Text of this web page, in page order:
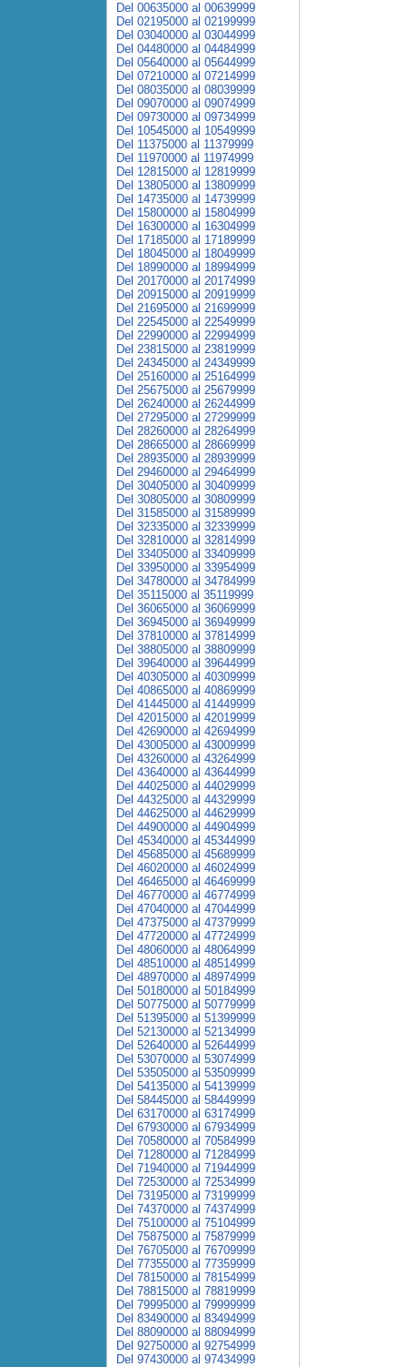
Del 00635000 al 00639999
Del 02195000 al 02199999
Del 03040000 al 03044999
Del 04480000 al 04484999
Del 05640000 al 05644999
Del 07210000 al 07214999
Del 08035000 al 08039999
Del 09070000 al 09074999
Del 09730000 al 09734999
Del 10545000 al 10549999
Del 11375000 al 11379999
Del 11970000 al 11974999
Del 12815000 al 12819999
Del 13805000 al 13809999
Del 14735000 al 14739999
Del 15800000 al 15804999
Del 16300000 al 16304999
Del 17185000 al 17189999
Del 18045000 al 18049999
Del 18990000 al 18994999
Del 20170000 al 20174999
Del 20915000 al 20919999
Del 21695000 al 21699999
Del 22545000 al 22549999
Del 22990000 al 22994999
Del 23815000 al 23819999
Del 24345000 al 24349999
Del 25160000 al 25164999
Del 25675000 al 25679999
Del 26240000 al 26244999
Del 27295000 al 27299999
Del 28260000 al 28264999
Del 28665000 al 28669999
Del 28935000 al 28939999
Del 29460000 al 29464999
Del 30405000 al 30409999
Del 30805000 al 30809999
Del 31585000 al 31589999
Del 32335000 al 32339999
Del 32810000 al 32814999
Del 33405000 al 33409999
Del 33950000 al 33954999
Del 34780000 al 34784999
Del 35115000 al 35119999
Del 36065000 al 36069999
Del 36945000 al 36949999
Del 37810000 al 37814999
Del 38805000 al 38809999
Del 39640000 al 39644999
Del 40305000 al 40309999
Del 40865000 al 40869999
Del 41445000 al 41449999
Del 42015000 al 42019999
Del 42690000 al 42694999
Del 43005000 al 43009999
Del 43260000 al 43264999
Del 43640000 al 43644999
Del 44025000 al 44029999
Del 44325000 al 44329999
Del 44625000 al 44629999
Del 44900000 al 44904999
Del 45340000 al 45344999
Del 45685000 al 45689999
Del 46020000 al 46024999
Del 46465000 al 46469999
Del 46770000 al 46774999
Del 47040000 al 47044999
Del 47375000 al 47379999
Del 47720000 al 47724999
Del 48060000 al 48064999
Del 48510000 al 48514999
Del 48970000 al 48974999
Del 50180000 al 50184999
Del 50775000 al 50779999
Del 51395000 al 51399999
Del 52130000 al 52134999
Del 52640000 al 52644999
Del 53070000 al 53074999
Del 53505000 al 53509999
Del 54135000 al 54139999
Del 58445000 al 58449999
Del 63170000 al 63174999
Del 67930000 al 67934999
Del 70580000 al 70584999
Del 71280000 al 71284999
Del 71940000 al 71944999
Del 72530000 al 72534999
Del 73195000 al 73199999
Del 74370000 al 74374999
Del 75100000 al 75104999
Del 75875000 al 75879999
Del 76705000 al 76709999
Del 77355000 al 77359999
Del 78150000 al 78154999
Del 78815000 al 78819999
Del 79995000 al 79999999
Del 83490000 al 83494999
Del 88090000 al 88094999
Del 92750000 al 92754999
Del 97430000 al 97434999